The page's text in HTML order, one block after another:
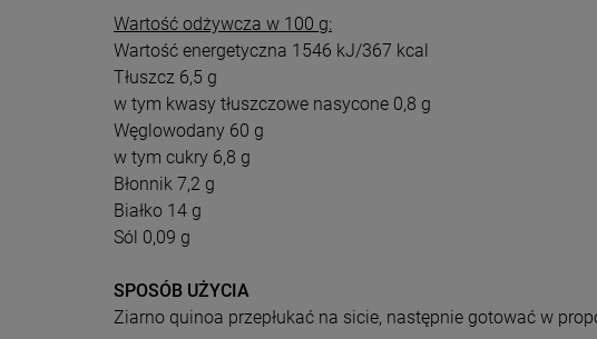
Wartość odżywcza w 100 g:
Wartość energetyczna 1546 kJ/367 kcal
Tłuszcz 6,5 g
w tym kwasy tłuszczowe nasycone 0,8 g
Węglowodany 60 g
w tym cukry 6,8 g
Błonnik 7,2 g
Białko 14 g
Sól 0,09 g
SPOSÓB UŻYCIA
Ziarno quinoa przepłukać na sicie, następnie gotować w